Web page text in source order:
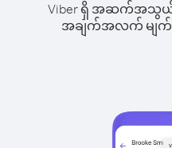
Viber ရှိ အဆက်အသွယ်
အချက်အလက် မျက်နှာ